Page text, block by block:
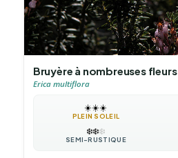
Bruyère à nombreuses fleurs
Erica multiflora
☀️☀️☀️
PLEIN SOLEIL
❄️❄️❄️
SEMI-RUSTIQUE